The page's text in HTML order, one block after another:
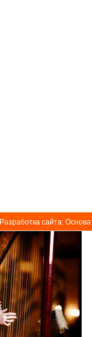
Разработка сайта: